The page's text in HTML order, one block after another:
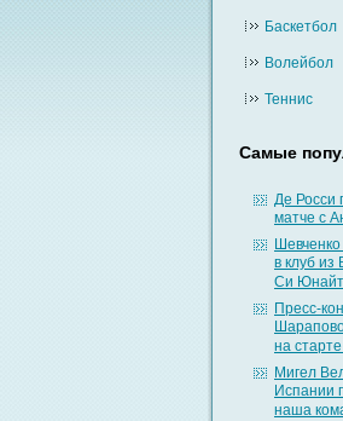
Баскетбол
Волейбол
Теннис
Самые
Де Росси
матче с
в клуб
Си
Пресс-
на
Мигел
Испании
наша